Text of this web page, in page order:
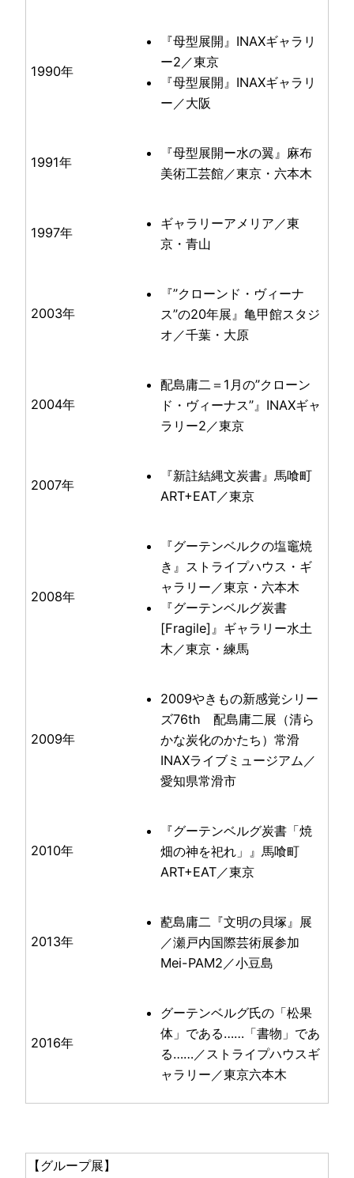
1990年
『母型展開』INAXギャラリ
ー2／東京
『母型展開』INAXギャラリ
ー／大阪
1991年
『母型展開ー水の翼』麻布
美術工芸館／東京・六本木
1997年
ギャラリーアメリア／東
京・青山
2003年
『”クローンド・ヴィーナ
ス”の20年展』亀甲館スタジ
オ／千葉・大原
2004年
配島庸二＝1月の”クローン
ド・ヴィーナス”』INAXギャ
ラリー2／東京
2007年
『新註結縄文炭書』馬喰町
ART+EAT／東京
2008年
『グーテンベルクの塩竈焼
き』ストライプハウス・ギ
ャラリー／東京・六本木
『グーテンベルグ炭書
[Fragile]』ギャラリー水土
木／東京・練馬
2009年
2009やきもの新感覚シリー
ズ76th 配島庸二展（清ら
かな炭化のかたち）常滑
INAXライブミュージアム／
愛知県常滑市
2010年
『グーテンベルグ炭書「焼
畑の神を祀れ」』馬喰町
ART+EAT／東京
2013年
蓜島庸二『文明の貝塚』展
／瀬戸内国際芸術展参加
Mei-PAM2／小豆島
2016年
グーテンベルグ氏の「松果
体」である……「書物」であ
る……／ストライプハウスギ
ャラリー／東京六本木
【グループ展】